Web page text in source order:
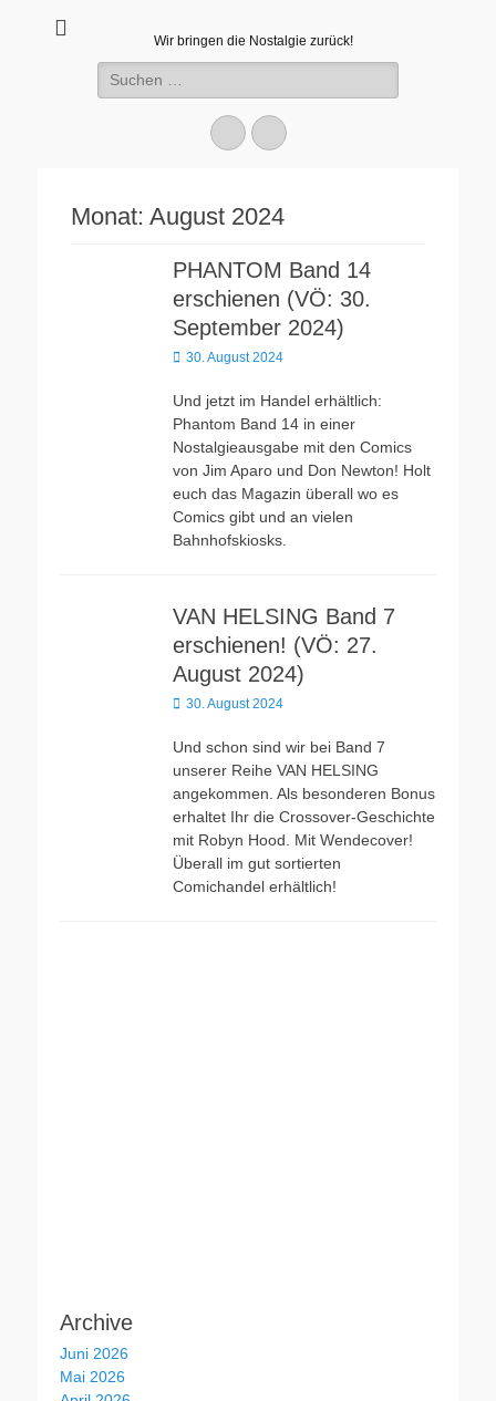
Wir bringen die Nostalgie zurück!
Suchen
nach:
Facebook
Monat: August 2024
PHANTOM Band 14
erschienen (VÖ: 30.
September 2024)
Veröffentlicht
30. August 2024
Und jetzt im Handel erhältlich:
Phantom Band 14 in einer
Nostalgieausgabe mit den Comics
von Jim Aparo und Don Newton! Holt
euch das Magazin überall wo es
Comics gibt und an vielen
Bahnhofskiosks.
VAN HELSING Band 7
erschienen! (VÖ: 27.
August 2024)
Veröffentlicht
30. August 2024
Und schon sind wir bei Band 7
unserer Reihe VAN HELSING
angekommen. Als besonderen Bonus
erhaltet Ihr die Crossover-Geschichte
mit Robyn Hood. Mit Wendecover!
Überall im gut sortierten
Comichandel erhältlich!
Archive
Juni 2026
Mai 2026